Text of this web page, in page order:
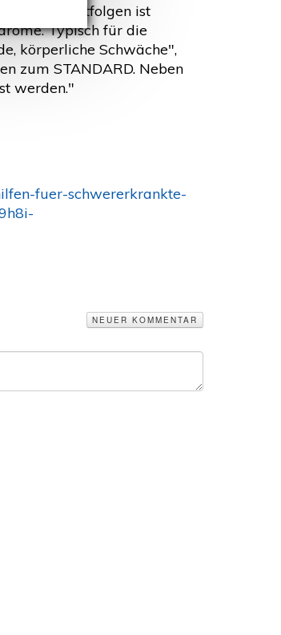
Spätfolgen ist
Typisch für die
körperliche Schwäche",
zum STANDARD. Neben
werden."
fuer-schwererkrankte-
NEUER KOMMENTAR